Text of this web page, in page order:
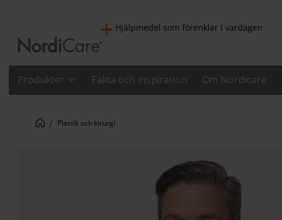
Hjälpmedel som förenklar i vardagen
Produkter Fakta och inspiration Om Nordicare
Plastik och kirurgi